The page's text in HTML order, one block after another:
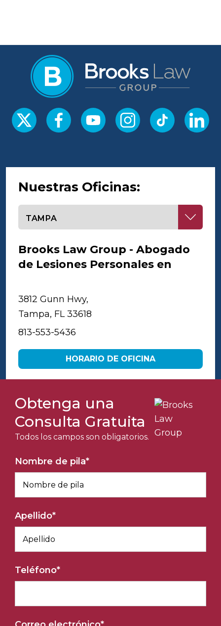
Nuestras Oficinas:
Brooks Law Group - Abogado
de Lesiones Personales en
3812 Gunn Hwy,
Tampa, FL 33618
813-553-5436
HORARIO DE OFICINA
Obtenga una
Consulta Gratuita
Todos los campos son obligatorios.
Nombre de pila*
Apellido*
Teléfono*